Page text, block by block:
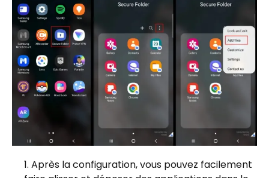
Après la configuration, vous pouvez facilement